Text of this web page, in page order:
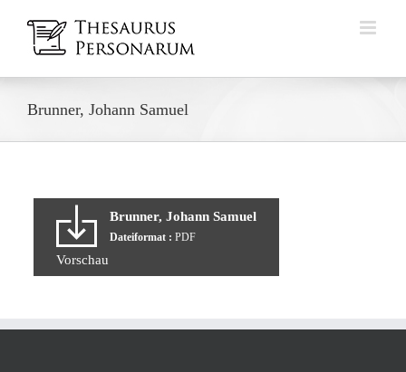
Inhalt
springen
Brunner, Johann Samuel
Brunner, Johann Samuel
Dateiformat : PDF
Vorschau